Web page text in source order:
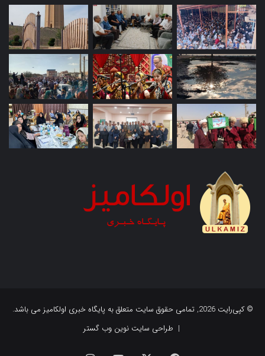
© کپی‌رایت 2026, تمامی حقوق سایت متعلق به پایگاه خبری اولکامیز می باشد.
| طراحی سایت نوین وب گستر